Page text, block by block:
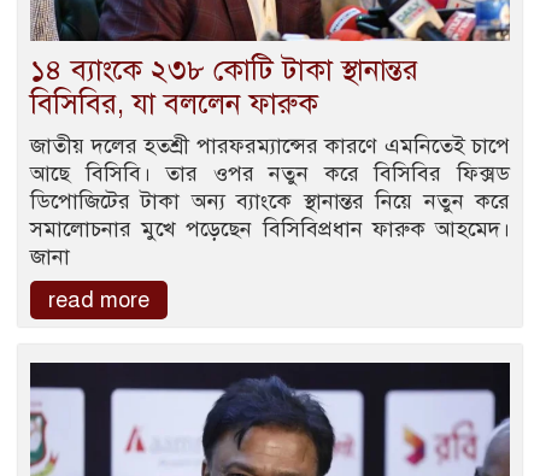
১৪ ব্যাংকে ২৩৮ কোটি টাকা স্থানান্তর
বিসিবির, যা বললেন ফারুক
জাতীয় দলের হতশ্রী পারফরম্যান্সের কারণে এমনিতেই চাপে
আছে বিসিবি। তার ওপর নতুন করে বিসিবির ফিক্সড
ডিপোজিটের টাকা অন্য ব্যাংকে স্থানান্তর নিয়ে নতুন করে
সমালোচনার মুখে পড়েছেন বিসিবিপ্রধান ফারুক আহমেদ।
জানা
read more